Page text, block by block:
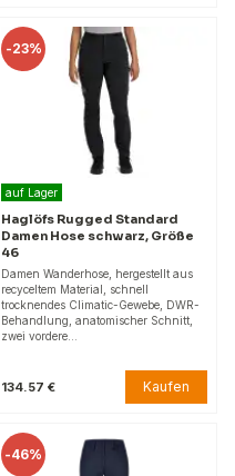
-23%
auf Lager
Haglöfs Rugged Standard
Damen Hose schwarz, Größe
46
Damen Wanderhose, hergestellt aus
recyceltem Material, schnell
trocknendes Climatic-Gewebe, DWR-
Behandlung, anatomischer Schnitt,
zwei vordere…
134.57 € Kaufen
-46%